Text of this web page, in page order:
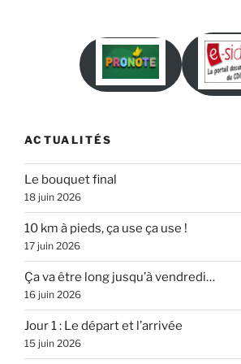
ACTUALITÉS
Le bouquet final
18 juin 2026
10 km à pieds, ça use ça use !
17 juin 2026
Ça va être long jusqu’à vendredi…
16 juin 2026
Jour 1 : Le départ et l’arrivée
15 juin 2026